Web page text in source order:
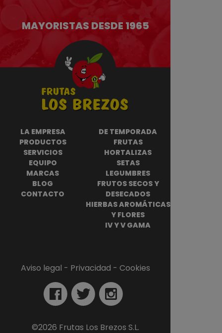
MAYORISTAS DESDE 1965
LA EMPRESA
PRODUCTOS
SERVICIOS
EQUIPO
MARCAS
BLOG
CONTACTO
DE TEMPORADA
FRUTAS
HORTALIZAS
SETAS
LEGUMBRES
FRUTOS SECOS Y
DESECADOS
HIERBAS AROMÁTICAS
Y FLORES
IV Y V GAMA
Aviso legal - Privacidad - Cookies
©2026 Frutas Los Brezos S.L.